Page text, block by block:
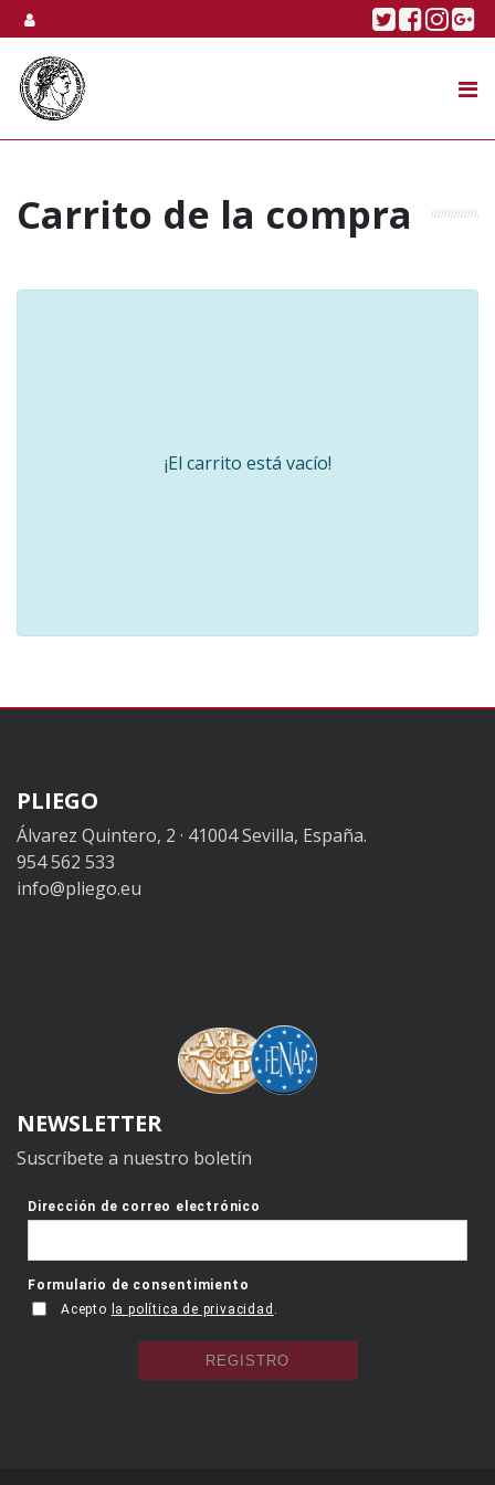
Skip to content Twitter
Carrito de la compra
¡El carrito está vacío!
PLIEGO
Álvarez Quintero, 2 · 41004 Sevilla, España.
954 562 533
info@pliego.eu
NEWSLETTER
Suscríbete a nuestro boletín
TIENDA ONLINE
NOSOTROS